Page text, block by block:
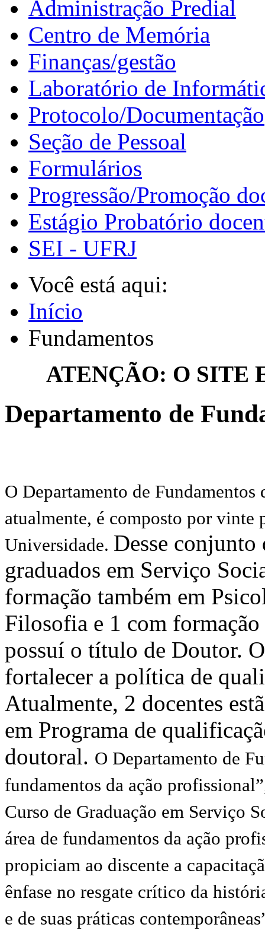
Administração Predial
Centro de Memória
Finanças/gestão
Laboratório de
Protocolo/Documentação
Seção de Pessoal
Formulários
Progressão/Promoção
Estágio Probatório
SEI - UFRJ
Você está aqui:
Início
Fundamentos
ATENÇÃO: O SITE
Departamento de
O Departamento de
atualmente, é composto por vinte
Universidade. Desse conjunto
graduados em Serviço
formação também em
Filosofia e 1 com
possuí o título de Doutor.
fortalecer a política de
Atualmente, 2 docentes
em Programa de
doutoral. O Departamento de
fundamentos da ação
Curso de Graduação em Serviço
área de fundamentos da ação
propiciam ao discente a
ênfase no resgate crítico da
e de suas práticas